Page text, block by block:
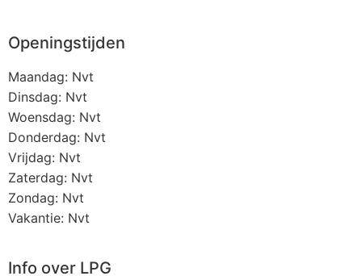
Openingstijden
Maandag: Nvt
Dinsdag: Nvt
Woensdag: Nvt
Donderdag: Nvt
Vrijdag: Nvt
Zaterdag: Nvt
Zondag: Nvt
Vakantie: Nvt
Info over LPG